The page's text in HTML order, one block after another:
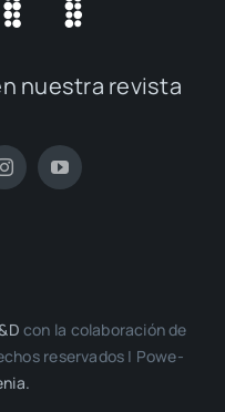
nues­tra revis­ta
con la cola­bo­ra­ción de
reser­va­dos | Powe­